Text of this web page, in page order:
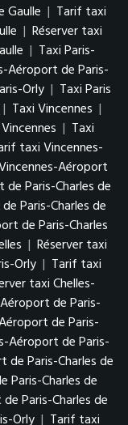
Gaulle | Tarif taxi
| Réserver taxi
| Taxi Paris-
Aéroport de Paris-
Orly | Taxi Paris
| Taxi Vincennes |
| Taxi
taxi Vincennes-
Aéroport
Paris-Charles de
Paris-Charles de
de Paris-Charles
| Réserver taxi
Orly | Tarif taxi
taxi Chelles-
de Paris-
de Paris-
Aéroport de Paris-
de Paris-Charles de
Charles de
Paris-Charles de
Orly | Tarif taxi